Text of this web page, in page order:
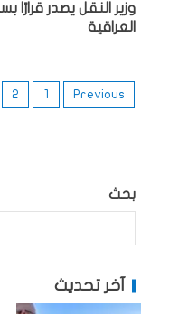
وزير النقل يصدر
العراقية
Previous
1
2
بحث
آخر تحديث